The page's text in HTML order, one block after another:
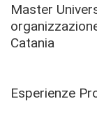
Master
Catania
Esperienze